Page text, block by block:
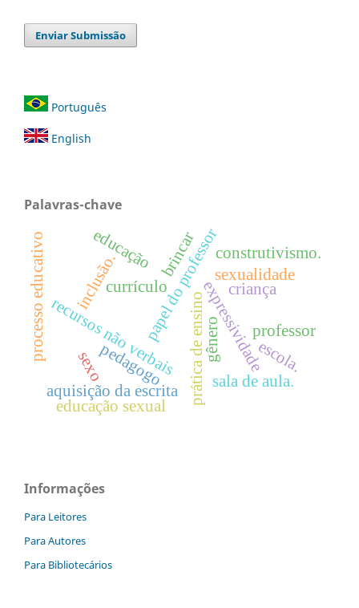
Enviar Submissão
Português
English
Palavras-chave
currículo
prática de ensino
papel do professor
inclusão. expressividadeprofessor
recursos não verbais
sala de aula.
aquisição da escrita
pedagogo
processo educativo
educação sexual
sexo
sexualidade
criança
brincar
escola.
gênero
educação construtivismo.
Informações
Para Leitores
Para Autores
Para Bibliotecários